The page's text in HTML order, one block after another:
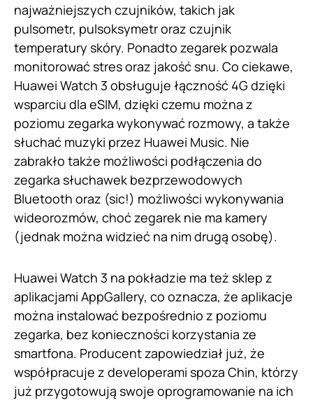
najważniejszych czujników, takich jak
pulsometr, pulsoksymetr oraz czujnik
temperatury skóry. Ponadto zegarek pozwala
monitorować stres oraz jakość snu. Co ciekawe,
Huawei Watch 3 obsługuje łączność 4G dzięki
wsparciu dla eSIM, dzięki czemu można z
poziomu zegarka wykonywać rozmowy, a także
słuchać muzyki przez Huawei Music. Nie
zabrakło także możliwości podłączenia do
zegarka słuchawek bezprzewodowych
Bluetooth oraz (sic!) możliwości wykonywania
wideorozmów, choć zegarek nie ma kamery
(jednak można widzieć na nim drugą osobę).
Huawei Watch 3 na pokładzie ma też sklep z
aplikacjami AppGallery, co oznacza, że aplikacje
można instalować bezpośrednio z poziomu
zegarka, bez konieczności korzystania ze
smartfona. Producent zapowiedział już, że
współpracuje z developerami spoza Chin, którzy
już przygotowują swoje oprogramowanie na ich